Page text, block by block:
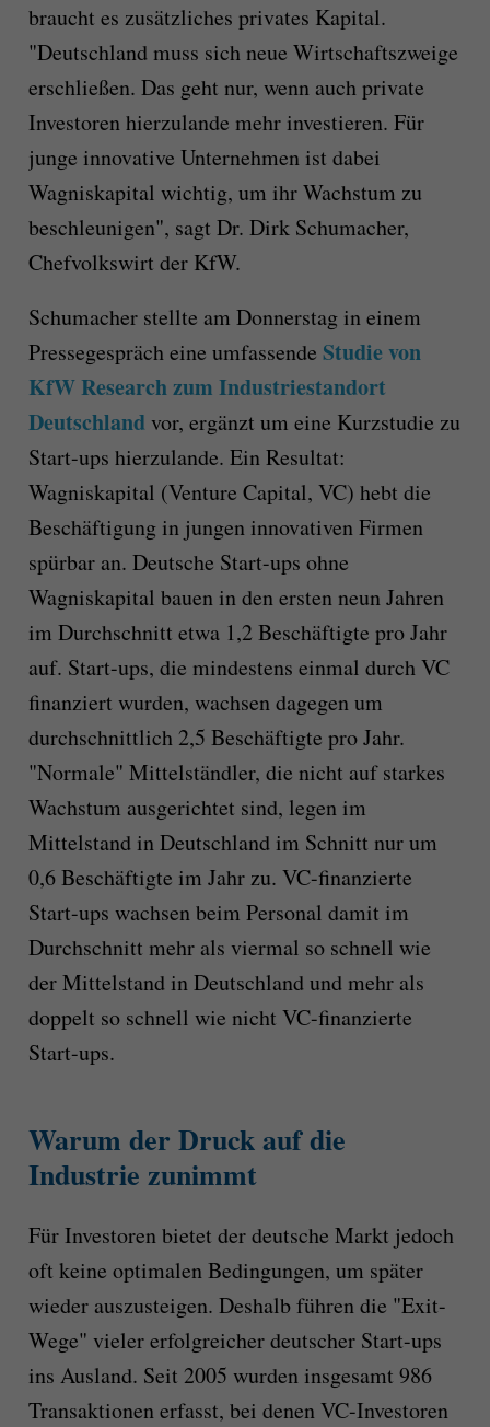
braucht es zusätzliches privates Kapital.
"Deutschland muss sich neue Wirtschaftszweige
erschließen. Das geht nur, wenn auch private
Investoren hierzulande mehr investieren. Für
junge innovative Unternehmen ist dabei
Wagniskapital wichtig, um ihr Wachstum zu
beschleunigen", sagt Dr. Dirk Schumacher,
Chefvolkswirt der KfW.
Schumacher stellte am Donnerstag in einem
Pressegespräch eine umfassende Studie von
KfW Research zum Industriestandort
Deutschlandvor, ergänzt um eine Kurzstudie zu
Start-ups hierzulande. Ein Resultat:
Wagniskapital (Venture Capital, VC) hebt die
Beschäftigung in jungen innovativen Firmen
spürbar an. Deutsche Start-ups ohne
Wagniskapital bauen in den ersten neun Jahren
im Durchschnitt etwa 1,2 Beschäftigte pro Jahr
auf. Start-ups, die mindestens einmal durch VC
finanziert wurden, wachsen dagegen um
durchschnittlich 2,5 Beschäftigte pro Jahr.
"Normale" Mittelständler, die nicht auf starkes
Wachstum ausgerichtet sind, legen im
Mittelstand in Deutschland im Schnitt nur um
0,6 Beschäftigte im Jahr zu. VC-finanzierte
Start-ups wachsen beim Personal damit im
Durchschnitt mehr als viermal so schnell wie
der Mittelstand in Deutschland und mehr als
doppelt so schnell wie nicht VC-finanzierte
Start-ups.
Warum der Druck auf die
Industrie zunimmt
Für Investoren bietet der deutsche Markt jedoch
oft keine optimalen Bedingungen, um später
wieder auszusteigen. Deshalb führen die "Exit-
Wege" vieler erfolgreicher deutscher Start-ups
ins Ausland. Seit 2005 wurden insgesamt 986
Transaktionen erfasst, bei denen VC-Investoren